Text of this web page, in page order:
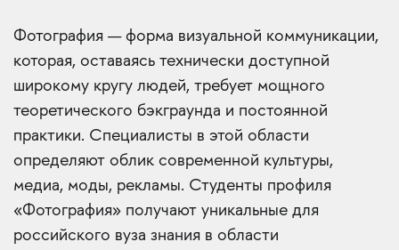
Фотография — форма визуальной коммуникации,
которая, оставаясь технически доступной
широкому кругу людей, требует мощного
теоретического бэкграунда и постоянной
практики. Специалисты в этой области
определяют облик современной культуры,
медиа, моды, рекламы. Студенты профиля
«Фотография» получают уникальные для
российского вуза знания в области